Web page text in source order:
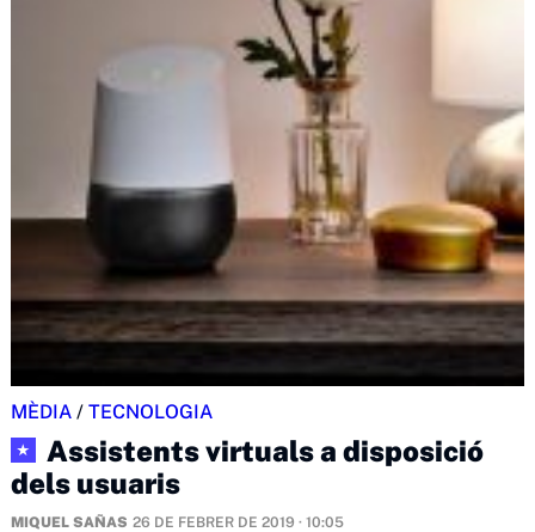
MÈDIA / TECNOLOGIA
★
Assistents virtuals a disposició
dels usuaris
MIQUEL SAÑAS 26 DE FEBRER DE 2019 · 10:05